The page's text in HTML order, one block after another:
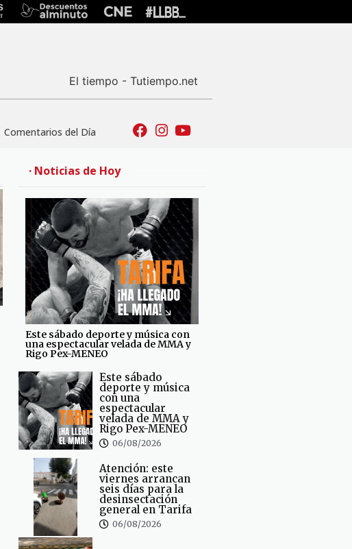
El tiempo - Tutiempo.net
Comentarios del Día
· Noticias de Hoy
Este sábado deporte y música con
una espectacular velada de MMA y
Rigo Pex-MENEO
Este sábado
deporte y música
con una
espectacular
velada de MMA y
Rigo Pex-MENEO
06/08/2026
Atención: este
viernes arrancan
seis días para la
desinsectación
general en Tarifa
06/08/2026